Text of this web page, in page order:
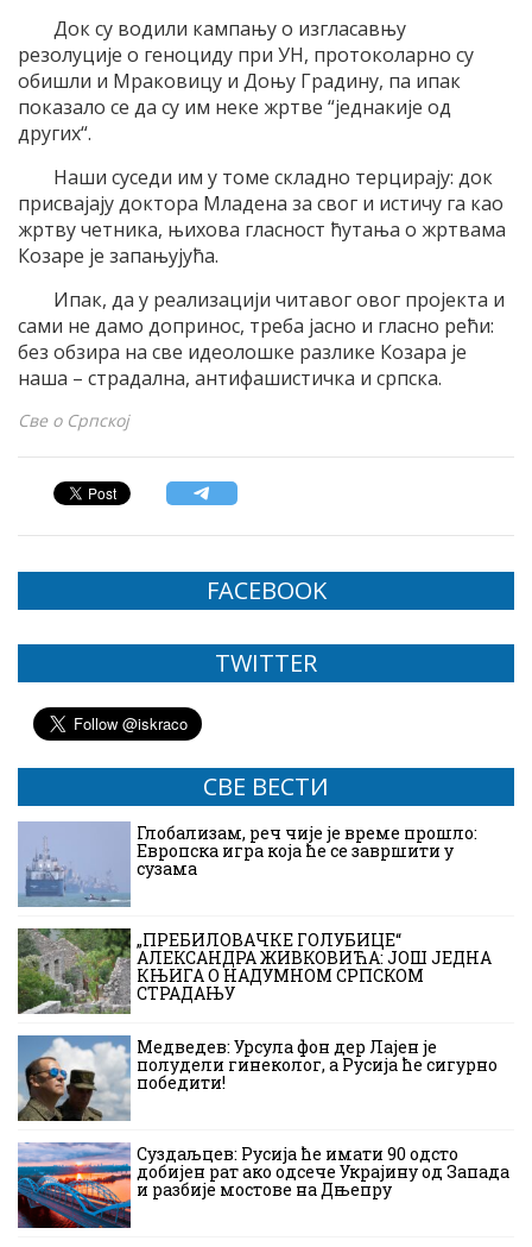
Док су водили кампању о изгласавњу
резолуције о геноциду при УН, протоколарно су
обишли и Мраковицу и Доњу Градину, па ипак
показало се да су им неке жртве “једнакије од
других“.
Наши суседи им у томе складно терцирају: док
присвајају доктора Младена за свог и истичу га као
жртву четника, њихова гласност ћутања о жртвама
Козаре је запањујућа.
Ипак, да у реализацији читавог овог пројекта и
сами не дамо допринос, треба јасно и гласно рећи:
без обзира на све идеолошке разлике Козара је
наша – страдална, антифашистичка и српска.
Све о Српској
FACEBOOK
TWITTER
СВЕ ВЕСТИ
Глобализам, реч чије је време прошло:
Европска игра која ће се завршити у
сузама
„ПРЕБИЛОВАЧКЕ ГОЛУБИЦЕ“
АЛЕКСАНДРА ЖИВКОВИЋА: ЈОШ ЈЕДНА
КЊИГА О НАДУМНОМ СРПСКОМ
СТРАДАЊУ
Медведев: Урсула фон дер Лајен је
полудели гинеколог, а Русија ће сигурно
победити!
Суздаљцев: Русија ће имати 90 одсто
добијен рат ако одсече Украјину од Запада
и разбије мостове на Дњепру